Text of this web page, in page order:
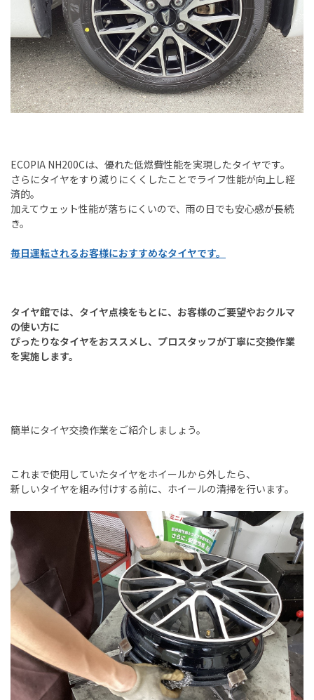
ECOPIA NH200Cは、優れた低燃費性能を実現したタイヤです。
さらにタイヤをすり減りにくくしたことでライフ性能が向上し経
済的。
加えてウェット性能が落ちにくいので、雨の日でも安心感が長続
き。
毎日運転されるお客様におすすめなタイヤです。
タイヤ館では、タイヤ点検をもとに、 お客様のご要望やおクルマ
の使い方に
ぴったりなタイヤをおススメし、 プロスタッフが丁寧に交換作業
を実施します。
簡単にタイヤ交換作業をご紹介しましょう。
これまで使用していたタイヤをホイールから外したら、
新しいタイヤを組み付けする前に、ホイールの清掃を行います。